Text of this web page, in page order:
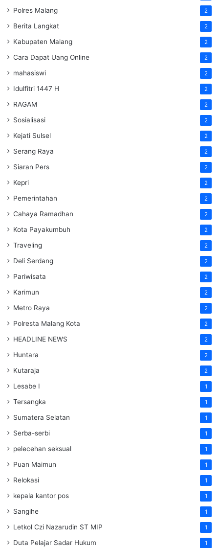
Polres Malang 2
Berita Langkat 2
Kabupaten Malang 2
Cara Dapat Uang Online 2
mahasiswi 2
Idulfitri 1447 H 2
RAGAM 2
Sosialisasi 2
Kejati Sulsel 2
Serang Raya 2
Siaran Pers 2
Kepri 2
Pemerintahan 2
Cahaya Ramadhan 2
Kota Payakumbuh 2
Traveling 2
Deli Serdang 2
Pariwisata 2
Karimun 2
Metro Raya 2
Polresta Malang Kota 2
HEADLINE NEWS 2
Huntara 2
Kutaraja 2
Lesabe I 1
Tersangka 1
Sumatera Selatan 1
Serba-serbi 1
pelecehan seksual 1
Puan Maimun 1
Relokasi 1
kepala kantor pos 1
Sangihe 1
Letkol Czi Nazarudin ST MIP 1
Duta Pelajar Sadar Hukum 1